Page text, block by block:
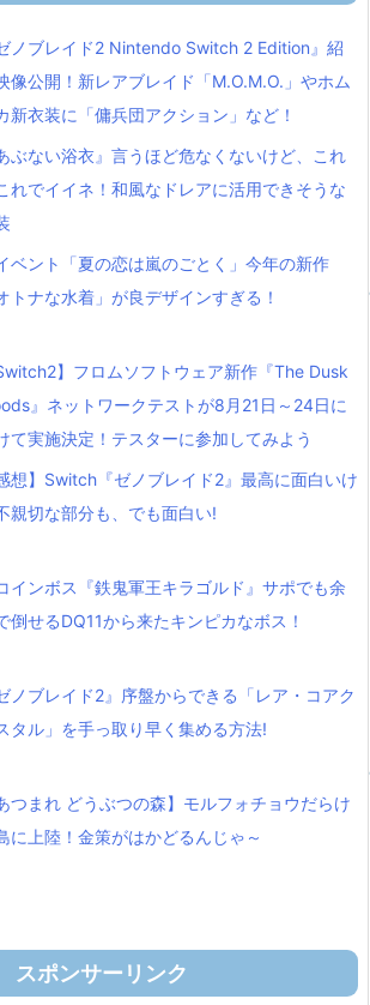
ゼノブレイド2 Nintendo Switch 2 Edition』紹
像公開！新レアブレイド「M.O.M.O.」やホム
新衣装に「傭兵団アクション」など！
ぶない浴衣』言うほど危なくないけど、これ
れでイイネ！和風なドレアに活用できそうな
ベント「夏の恋は嵐のごとく」今年の新作
トナな水着」が良デザインすぎる！
Switch2】フロムソフトウェア新作『The Dusk
』ネットワークテストが8月21日～24日に
て実施決定！テスターに参加してみよう
感想】Switch『ゼノブレイド2』最高に面白いけ
親切な部分も、でも面白い!
インボス『鉄鬼軍王キラゴルド』サポでも余
倒せるDQ11から来たキンピカなボス！
ノブレイド2』序盤からできる「レア・コアク
タル」を手っ取り早く集める方法!
あつまれ どうぶつの森】モルフォチョウだらけ
に上陸！金策がはかどるんじゃ～
スポンサーリンク